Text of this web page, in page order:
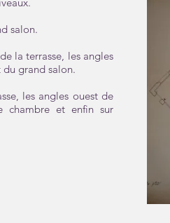
salon.
la terrasse, les angles
grand salon.
les angles ouest de
chambre et enfin sur